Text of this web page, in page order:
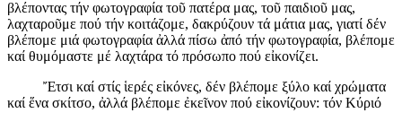
βλέποντας τήν φωτογραφία τοῦ πατέρα μας, τοῦ παιδιοῦ μας,
λαχταροῦμε πού τήν κοιτάζομε, δακρύζουν τά μάτια μας, γιατί δέν
βλέπομε μιά φωτογραφία ἀλλά πίσω ἀπό τήν φωτογραφία, βλέπομε
καί θυμόμαστε μέ λαχτάρα τό πρόσωπο πού εἰκονίζει.
Ἔτσι καί στίς ἱερές εἰκόνες, δέν βλέπομε ξύλο καί χρώματα
καί ἕνα σκίτσο, ἀλλά βλέπομε ἐκεῖνον πού εἰκονίζουν: τόν Κύριό